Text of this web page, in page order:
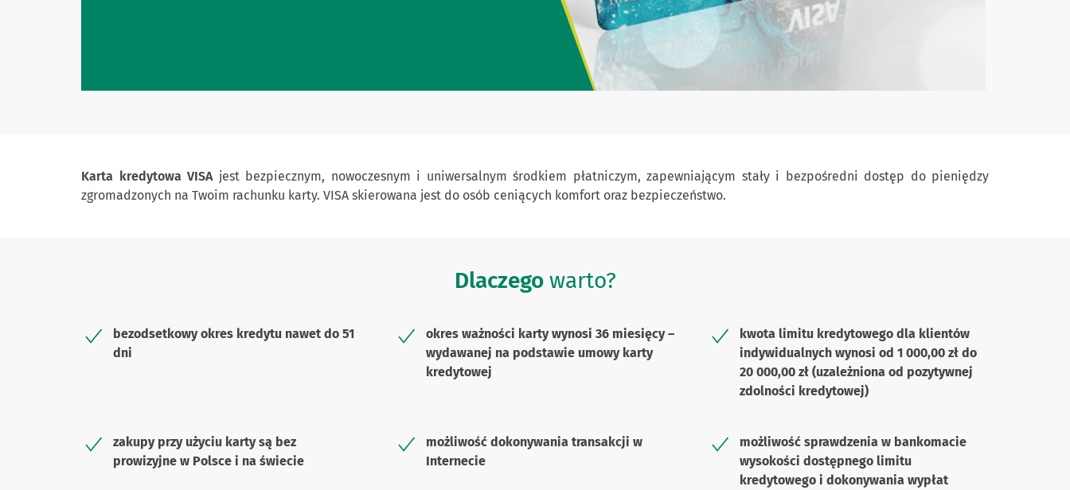
Karta kredytowa VISAjest bezpiecznym, nowoczesnym i uniwersalnym środkiem płatniczym, zapewniającym stały i bezpośredni dostęp do pieniędzy
zgromadzonych na Twoim rachunku karty. VISA skierowana jest do osób ceniących komfort oraz bezpieczeństwo.
Dlaczegowarto?
bezodsetkowy okres kredytu nawet do 51
dni
okres ważności karty wynosi 36 miesięcy –
wydawanej na podstawie umowy karty
kredytowej
kwota limitu kredytowego dla klientów
indywidualnych wynosi od 1 000,00 zł do
20 000,00 zł (uzależniona od pozytywnej
zdolności kredytowej)
zakupy przy użyciu karty są bez
prowizyjne w Polsce i na świecie
możliwość dokonywania transakcji w
Internecie
możliwość sprawdzenia w bankomacie
wysokości dostępnego limitu
kredytowego i dokonywania wypłat